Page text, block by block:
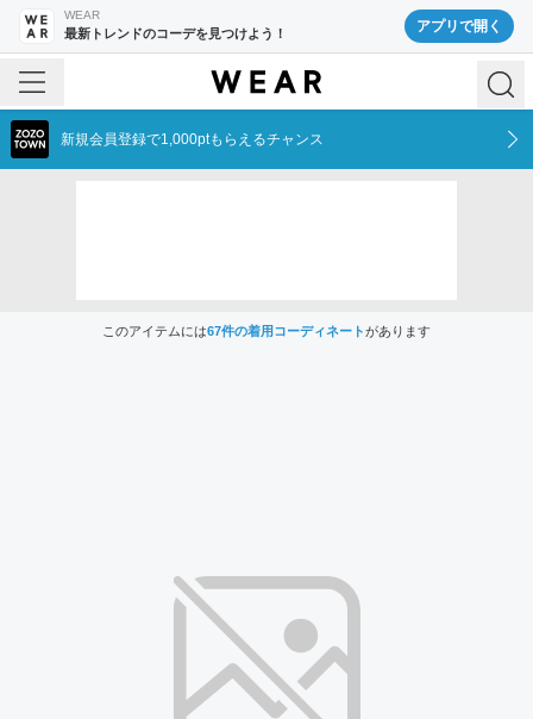
WEAR
最新トレンドのコーデを見つけよう！ アプリで開く
新規会員登録で1,000ptもらえるチャンス
このアイテムには67件の着用コーディネートがあります